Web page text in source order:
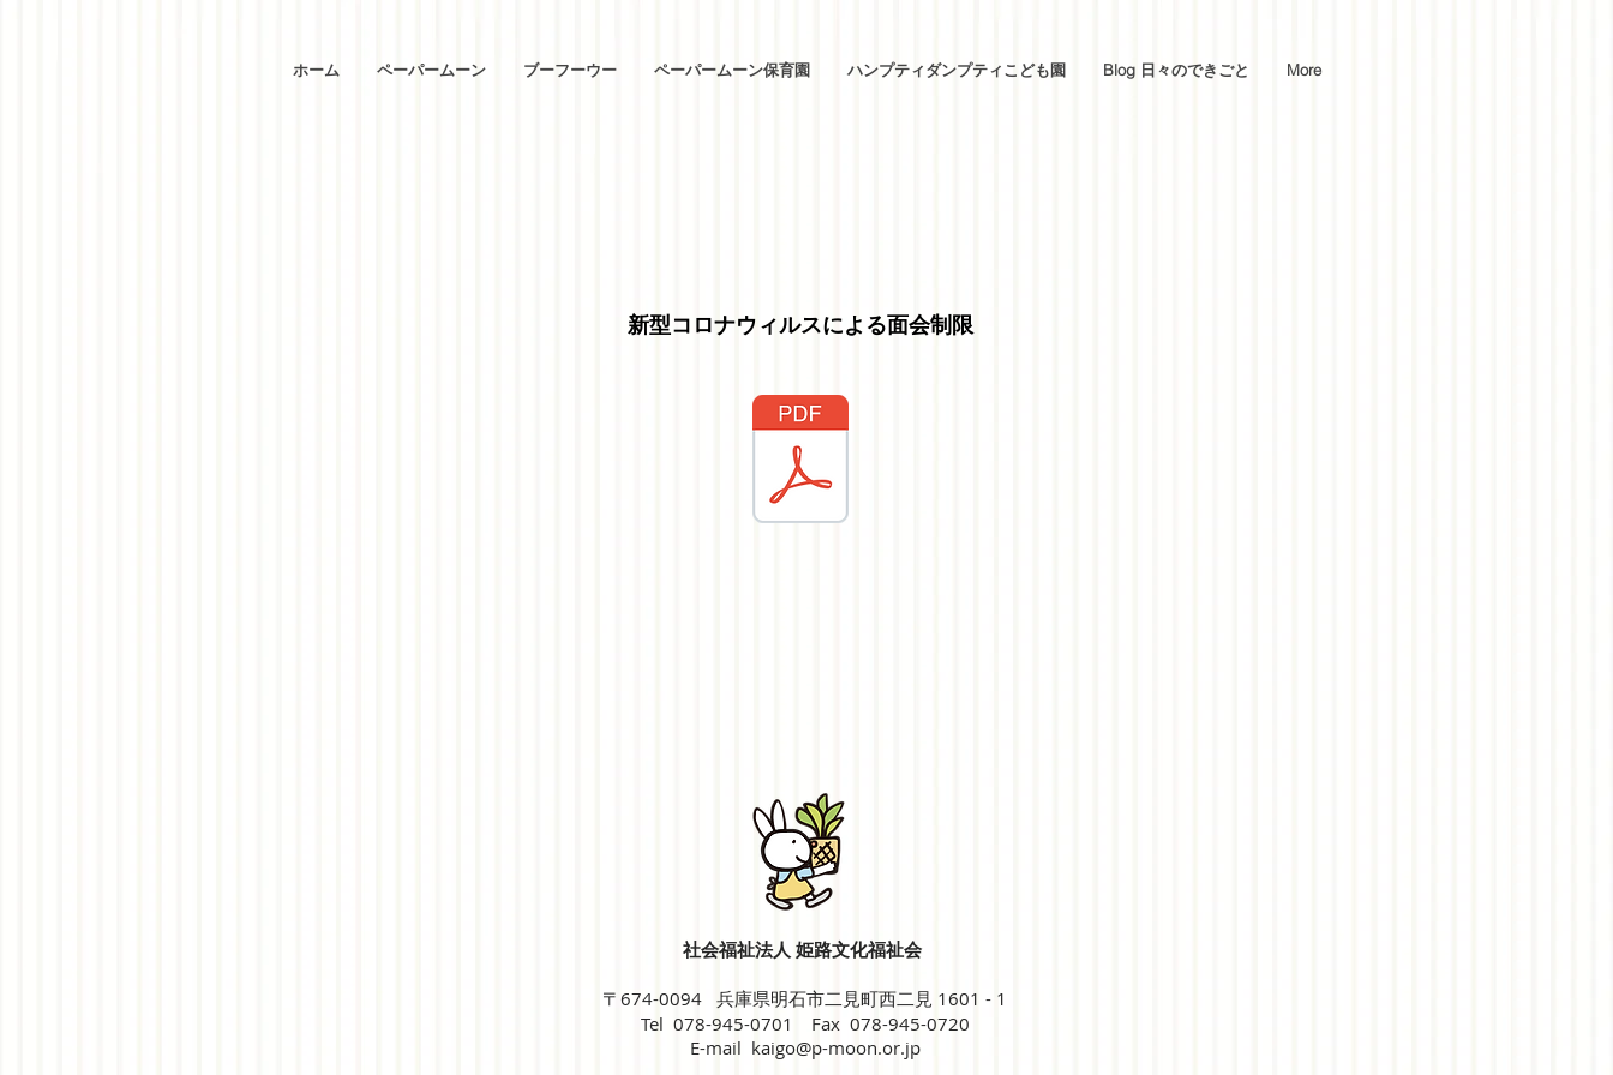
ホーム ペーパームーン ブーフーウー ペーパームーン保育園 ハンプティダンプティこども園 Blog 日々のできごと More
新型コロナウィルスによる面会制限
社会福祉法人 姫路文化福祉会
〒674-0094 兵庫県明石市二見町西二見 1601 - 1
Tel 078-945-0701 Fax 078-945-0720
E-mail kaigo@p-moon.or.jp